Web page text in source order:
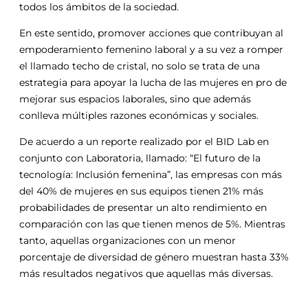
todos los ámbitos de la sociedad.
En este sentido, promover acciones que contribuyan al
empoderamiento femenino laboral y a su vez a romper
el llamado techo de cristal, no solo se trata de una
estrategia para apoyar la lucha de las mujeres en pro de
mejorar sus espacios laborales, sino que además
conlleva múltiples razones económicas y sociales.
De acuerdo a un reporte realizado por el BID Lab en
conjunto con Laboratoria, llamado: “El futuro de la
tecnología: Inclusión femenina”, las empresas con más
del 40% de mujeres en sus equipos tienen 21% más
probabilidades de presentar un alto rendimiento en
comparación con las que tienen menos de 5%. Mientras
tanto, aquellas organizaciones con un menor
porcentaje de diversidad de género muestran hasta 33%
más resultados negativos que aquellas más diversas.